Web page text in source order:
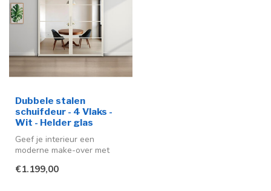
Dubbele stalen
schuifdeur - 4 Vlaks -
Wit - Helder glas
Geef je interieur een
moderne make-over met
schuifdeuren ...
€1.199,00